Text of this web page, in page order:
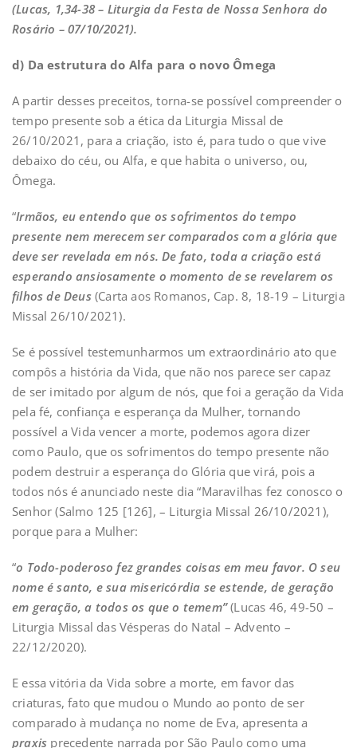
(Lucas, 1,34-38 – Liturgia da Festa de Nossa Senhora do
Rosário – 07/10/2021).
d) Da estrutura do Alfa para o novo Ômega
A partir desses preceitos, torna-se possível compreender o
tempo presente sob a ética da Liturgia Missal de
26/10/2021, para a criação, isto é, para tudo o que vive
debaixo do céu, ou Alfa, e que habita o universo, ou,
Ômega.
“Irmãos, eu entendo que os sofrimentos do tempo
presente nem merecem ser comparados com a glória que
deve ser revelada em nós. De fato, toda a criação está
esperando ansiosamente o momento de se revelarem os
filhos de Deus (Carta aos Romanos, Cap. 8, 18-19 – Liturgia
Missal 26/10/2021).
Se é possível testemunharmos um extraordinário ato que
compôs a história da Vida, que não nos parece ser capaz
de ser imitado por algum de nós, que foi a geração da Vida
pela fé, confiança e esperança da Mulher, tornando
possível a Vida vencer a morte, podemos agora dizer
como Paulo, que os sofrimentos do tempo presente não
podem destruir a esperança do Glória que virá, pois a
todos nós é anunciado neste dia “Maravilhas fez conosco o
Senhor (Salmo 125 [126], – Liturgia Missal 26/10/2021),
porque para a Mulher:
“o Todo-poderoso fez grandes coisas em meu favor. O seu
nome é santo, e sua misericórdia se estende, de geração
em geração, a todos os que o temem”(Lucas 46, 49-50 –
Liturgia Missal das Vésperas do Natal – Advento –
22/12/2020).
E essa vitória da Vida sobre a morte, em favor das
criaturas, fato que mudou o Mundo ao ponto de ser
comparado à mudança no nome de Eva, apresenta a
praxis precedente narrada por São Paulo como uma